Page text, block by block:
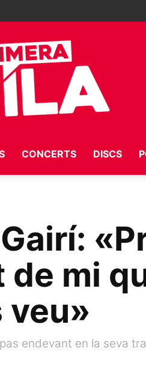
Fila
CONCERTS DISCS
de mi
veu»
endevant en la seva